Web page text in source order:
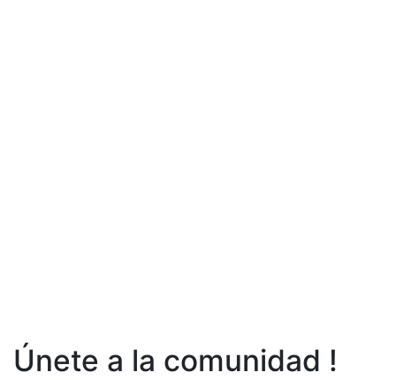
Únete a la comunidad !